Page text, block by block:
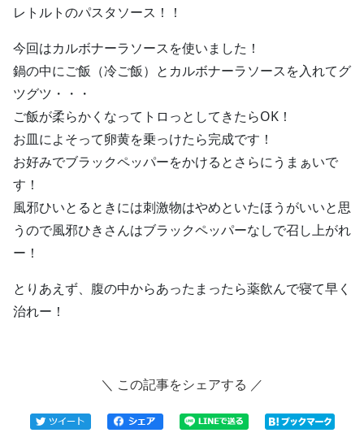
レトルトのパスタソース！！
今回はカルボナーラソースを使いました！
鍋の中にご飯（冷ご飯）とカルボナーラソースを入れてグ
ツグツ・・・
ご飯が柔らかくなってトロっとしてきたらOK！
お皿によそって卵黄を乗っけたら完成です！
お好みでブラックペッパーをかけるとさらにうまぁいで
す！
風邪ひいとるときには刺激物はやめといたほうがいいと思
うので風邪ひきさんはブラックペッパーなしで召し上がれ
ー！
とりあえず、腹の中からあったまったら薬飲んで寝て早く
治れー！
＼ この記事をシェアする ／